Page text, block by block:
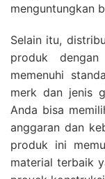
menguntungkan
Selain itu,
produk
memenuhi
merk dan jenis
Anda bisa
anggaran dan
produk ini
material terbaik